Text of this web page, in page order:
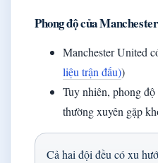
Phong độ của
Manchester United
liệu trận đấu))
Tuy nhiên, phong
thường xuyên gặp
Cả hai đội đều có xu